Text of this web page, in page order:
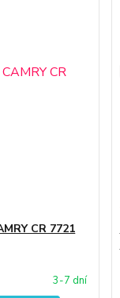
CR 7721
3-7 dní